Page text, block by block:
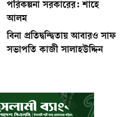
পরিকল্পনা সরকারের: শাহে
আলম
বিনা প্রতিদ্বন্দ্বিতায় আবারও সাফ
সভাপতি কাজী সালাহউদ্দিন